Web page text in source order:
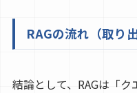
RAGの流れ（取り
結論として、RAGは「